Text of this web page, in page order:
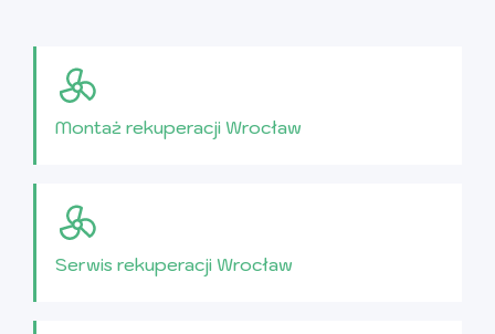
Montaż rekuperacji Wrocław
Serwis rekuperacji Wrocław